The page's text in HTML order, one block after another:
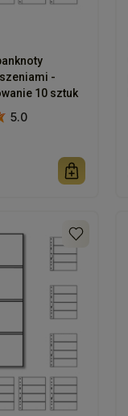
-
10 sztuk
5.0